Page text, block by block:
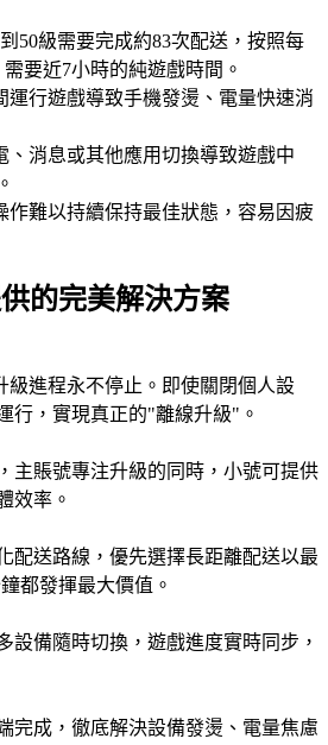
到50級需要完成約83次配送，按照每
要近7小時的純遊戲時間。
運行遊戲導致手機發燙、電量快速消
、消息或其他應用切換導致遊戲中
作難以持續保持最佳狀態，容易因疲
的完美解決方案
級進程永不停止。即使關閉個人設
行，實現真正的"離線升級"。
主賬號專注升級的同時，小號可提供
效率。
配送路線，優先選擇長距離配送以最
都發揮最大價值。
設備隨時切換，遊戲進度實時同步，
完成，徹底解決設備發燙、電量焦慮